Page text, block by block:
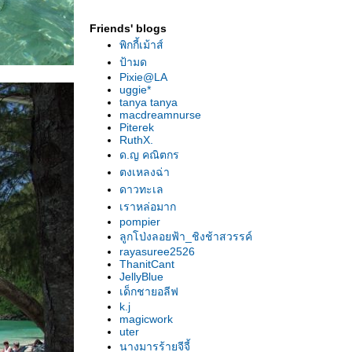
Friends' blogs
พิกกี้เม้าส์
ป้ามด
Pixie@LA
uggie*
tanya tanya
macdreamnurse
Piterek
RuthX.
ด.ญ คณิตกร
ตงเหลงฉ่า
ดาวทะเล
เราหล่อมาก
pompier
ลูกโป่งลอยฟ้า_ชิงช้าสวรรค์
rayasuree2526
ThanitCant
JellyBlue
เด็กชายอลีฟ
k.j
magicwork
uter
นางมารร้ายจีจี้